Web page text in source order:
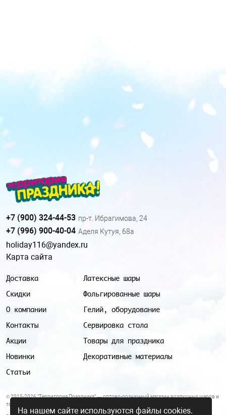
Доставка
Скидки
О компании
Контакты
Акции
Новинки
Статьи
Латексные шары
Фольгированные шары
Гелий, оборудование
Сервировка стола
Товары для праздника
Декоративные материалы
+7 (900) 324-44-53 пр-т. Ибрагимова, 24
+7 (996) 900-40-04 Аделя Кутуя, 68а
holiday116@yandex.ru
Карта сайта
© 2015-2026 "Территория Праздника" — оптово-розничный магазин воздушных шаров и
товаров для праздника.
На нашем сайте используются файлы cookies.